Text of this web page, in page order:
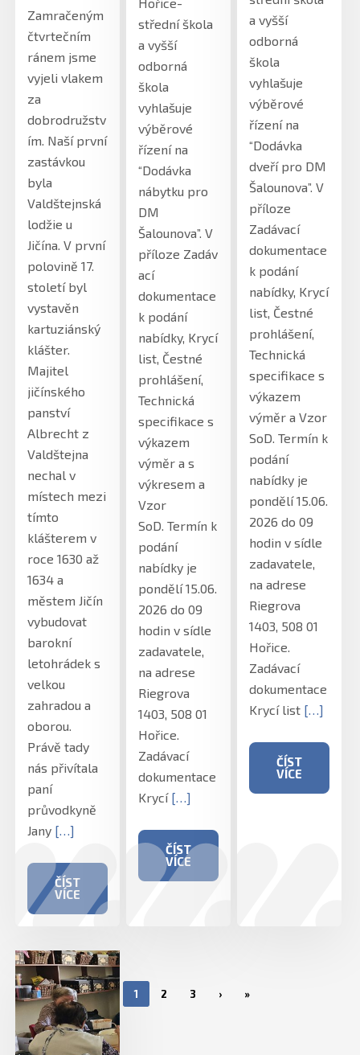
Zamračeným
čtvrtečním
ránem jsme
vyjeli vlakem
za
dobrodružstv
ím. Naší první
zastávkou
byla
Valdštejnská
lodžie u
Jičína. V první
polovině 17.
století byl
vystavěn
kartuziánský
klášter.
Majitel
jičínského
panství
Albrecht z
Valdštejna
nechal v
místech mezi
tímto
klášterem v
roce 1630 až
1634 a
městem Jičín
vybudovat
barokní
letohrádek s
velkou
zahradou a
oborou.
Právě tady
nás přivítala
paní
průvodkyně
Jany […]
ČÍST
VÍCE
střední škola
a vyšší
odborná
škola
vyhlašuje
výběrové
řízení na
“Dodávka
nábytku pro
DM
Šalounova”. V
příloze Zadáv
ací
dokumentace
k podání
nabídky, Krycí
list, Čestné
prohlášení,
Technická
specifikace s
výkazem
výměr a s
výkresem a
Vzor
SoD. Termín k
podání
nabídky je
pondělí 15.06.
2026 do 09
hodin v sídle
zadavatele,
na adrese
Riegrova
1403, 508 01
Hořice.
Zadávací
dokumentace
Krycí […]
ČÍST
VÍCE
a vyšší
odborná
škola
vyhlašuje
výběrové
řízení na
“Dodávka
dveří pro DM
Šalounova”. V
příloze
Zadávací
dokumentace
k podání
nabídky, Krycí
list, Čestné
prohlášení,
Technická
specifikace s
výkazem
výměr a Vzor
SoD. Termín k
podání
nabídky je
pondělí 15.06.
2026 do 09
hodin v sídle
zadavatele,
na adrese
Riegrova
1403, 508 01
Hořice.
Zadávací
dokumentace
Krycí list […]
ČÍST
VÍCE
1 2 3 › »